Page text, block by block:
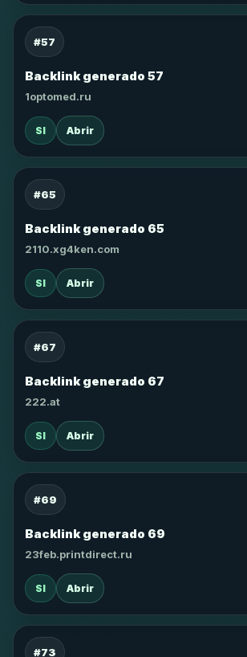
#57
Backlink generado 57
1optomed.ru
SI Abrir
#65
Backlink generado 65
2110.xg4ken.com
SI Abrir
#67
Backlink generado 67
222.at
SI Abrir
#69
Backlink generado 69
23feb.printdirect.ru
SI Abrir
#73